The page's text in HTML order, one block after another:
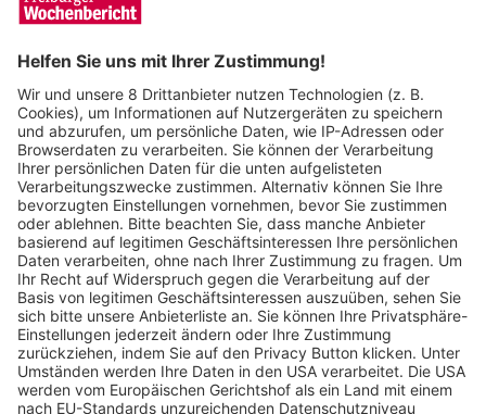
Pergolaplatz: Stadt reagiert auf untragbare